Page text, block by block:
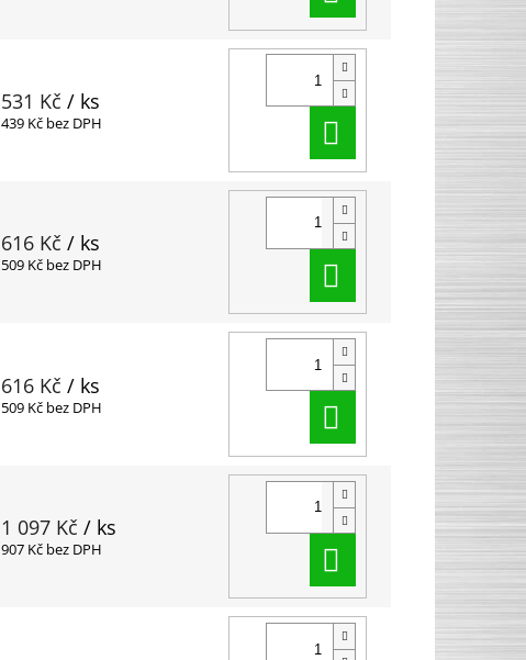
531 Kč / ks
439 Kč bez DPH
616 Kč / ks
509 Kč bez DPH
616 Kč / ks
509 Kč bez DPH
1 097 Kč / ks
907 Kč bez DPH